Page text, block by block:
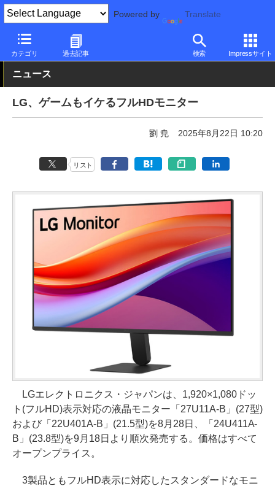
Powered by Translate
カテゴリ 過去記事 検索 Impressサイト
PC Watch 半導体/周辺機器
ニュース
LG、ゲームもイケるフルHDモニター
劉 尭 2025年8月22日 10:20
リスト
LGエレクトロニクス・ジャパンは、1,920×1,080ドッ
ト(フルHD)表示対応の液晶モニター「27U11A-B」(27型)
および「22U401A-B」(21.5型)を8月28日、「24U411A-
B」(23.8型)を9月18日より順次発売する。価格はすべて
オープンプライス。
3製品ともフルHD表示に対応したスタンダードなモニ